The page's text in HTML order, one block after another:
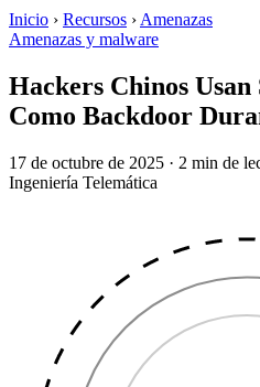
Inicio › Recursos › Amenazas
Amenazas y malware
Hackers Chinos
Como Backdoor
17 de octubre de 2025 · 2 min de
Ingeniería Telemática